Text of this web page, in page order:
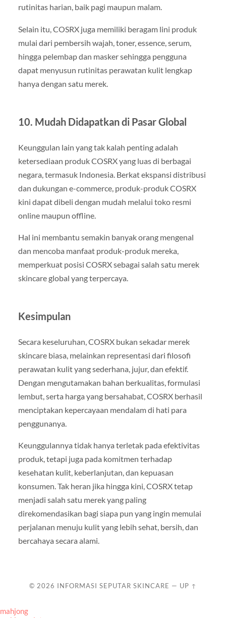
rutinitas harian, baik pagi maupun malam.
Selain itu, COSRX juga memiliki beragam lini produk
mulai dari pembersih wajah, toner, essence, serum,
hingga pelembap dan masker sehingga pengguna
dapat menyusun rutinitas perawatan kulit lengkap
hanya dengan satu merek.
10. Mudah Didapatkan di Pasar Global
Keunggulan lain yang tak kalah penting adalah
ketersediaan produk COSRX yang luas di berbagai
negara, termasuk Indonesia. Berkat ekspansi distribusi
dan dukungan e-commerce, produk-produk COSRX
kini dapat dibeli dengan mudah melalui toko resmi
online maupun offline.
Hal ini membantu semakin banyak orang mengenal
dan mencoba manfaat produk-produk mereka,
memperkuat posisi COSRX sebagai salah satu merek
skincare global yang terpercaya.
Kesimpulan
Secara keseluruhan, COSRX bukan sekadar merek
skincare biasa, melainkan representasi dari filosofi
perawatan kulit yang sederhana, jujur, dan efektif.
Dengan mengutamakan bahan berkualitas, formulasi
lembut, serta harga yang bersahabat, COSRX berhasil
menciptakan kepercayaan mendalam di hati para
penggunanya.
Keunggulannya tidak hanya terletak pada efektivitas
produk, tetapi juga pada komitmen terhadap
kesehatan kulit, keberlanjutan, dan kepuasan
konsumen. Tak heran jika hingga kini, COSRX tetap
menjadi salah satu merek yang paling
direkomendasikan bagi siapa pun yang ingin memulai
perjalanan menuju kulit yang lebih sehat, bersih, dan
bercahaya secara alami.
© 2026 INFORMASI SEPUTAR SKINCARE — UP ↑
mahjong